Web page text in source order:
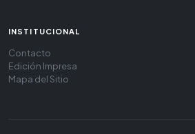
INSTITUCIONAL
Contacto
Edición Impresa
Mapa del Sitio